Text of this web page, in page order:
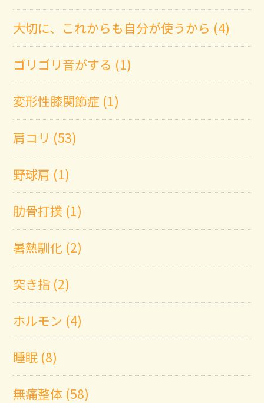
大切に、これからも自分が使うから (4)
ゴリゴリ音がする (1)
変形性膝関節症 (1)
肩コリ (53)
野球肩 (1)
肋骨打撲 (1)
暑熱馴化 (2)
突き指 (2)
ホルモン (4)
睡眠 (8)
無痛整体 (58)